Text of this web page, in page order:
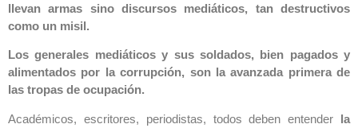
llevan armas sino discursos mediáticos, tan destructivos
como un misil.
Los generales mediáticos y sus soldados, bien pagados y
alimentados por la corrupción, son la avanzada primera de
las tropas de ocupación.
Académicos, escritores, periodistas, todos deben entender la